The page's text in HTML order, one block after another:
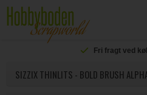
Fri fragt ved
SIZZIX THINLITS - BOLD BRUSH